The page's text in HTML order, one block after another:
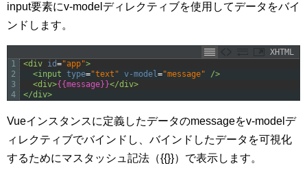
input要素にv-modelディレクティブを使用してデータをバイ
ンドします。
XHTML
1
2
3
4
<div id="app">
<input type="text" v-model="message" />
<div>{{message}}</div>
</div>
Vueインスタンスに定義したデータのmessageをv-modelデ
ィレクティブでバインドし、バインドしたデータを可視化
するためにマスタッシュ記法（{{}}）で表示します。